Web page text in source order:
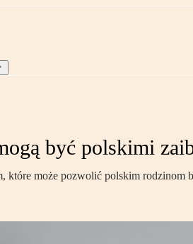
być polskimi
które może pozwolić polskim